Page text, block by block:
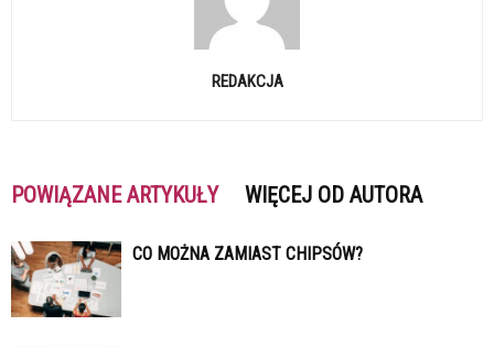
REDAKCJA
POWIĄZANE ARTYKUŁY WIĘCEJ OD AUTORA
CO MOŻNA ZAMIAST CHIPSÓW?